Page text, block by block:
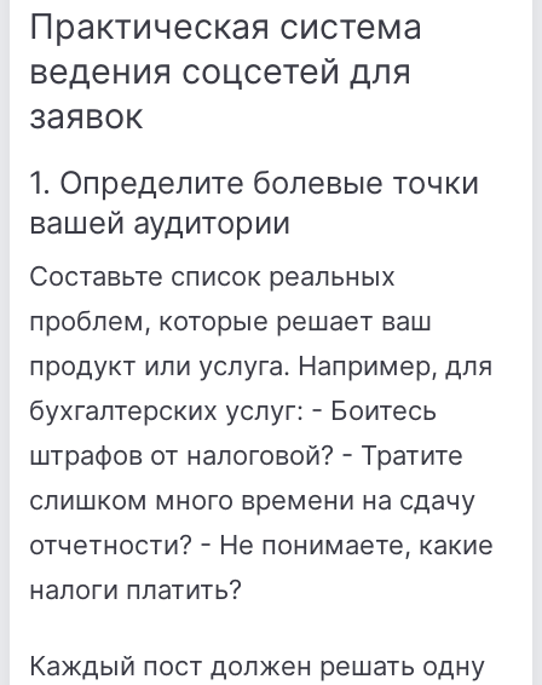
Практическая система
ведения соцсетей для
заявок
1. Определите болевые точки
вашей аудитории
Составьте список реальных
проблем, которые решает ваш
продукт или услуга. Например, для
бухгалтерских услуг: - Боитесь
штрафов от налоговой? - Тратите
слишком много времени на сдачу
отчетности? - Не понимаете, какие
налоги платить?
Каждый пост должен решать одну